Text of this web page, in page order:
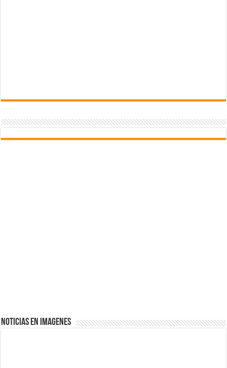
NOTICIAS EN IMAGENES